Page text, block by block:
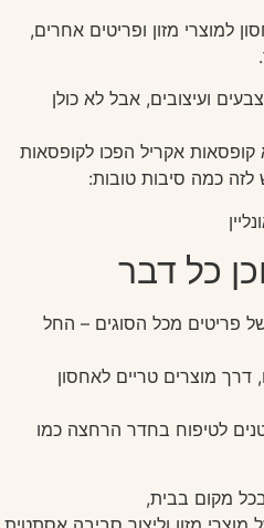
למוצרי מזון ופריטים אחרים,
ועיצובים, אבל לא כולן
קופסאות אקריל הפכו לקופסאות
לזה כמה סיבות טובות:
כל דבר
פריטים מכל הסוגים – החל
דרך מוצרים טריים לאחסון
לטיפוח בחדר הרחצה כמו
מקום בבית,